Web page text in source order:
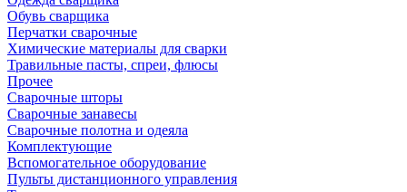
Обувь сварщика
Перчатки сварочные
Химические материалы для сварки
Травильные пасты, спреи, флюсы
Прочее
Сварочные шторы
Сварочные занавесы
Сварочные полотна и одеяла
Комплектующие
Вспомогательное оборудование
Пульты дистанционного управления